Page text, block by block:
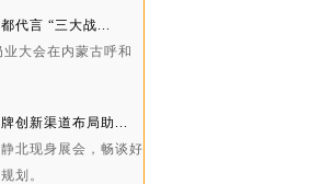
代言 “三大战...
大会在内蒙古呼和
创新渠道布局助...
北现身展会，畅谈好
划。